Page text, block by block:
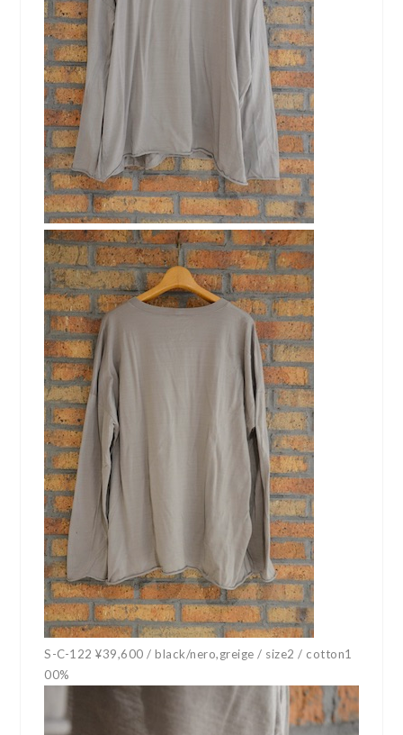
S-C-122 ¥39,600 / black/nero,greige / size2 / cotton1
00%